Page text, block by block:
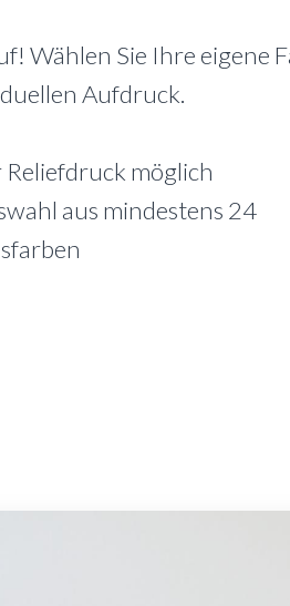
Wählen Sie Ihre eigene
Aufdruck.
Reliefdruck möglich
aus mindestens 24